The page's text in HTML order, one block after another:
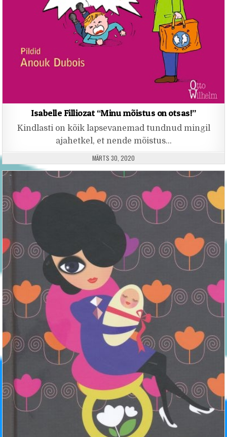
Isabelle Filliozat “Minu mõistus on otsas!”
Kindlasti on kõik lapsevanemad tundnud mingil
ajahetkel, et nende mõistus…
PUBLISHED DATE:
MÄRTS 30, 2020